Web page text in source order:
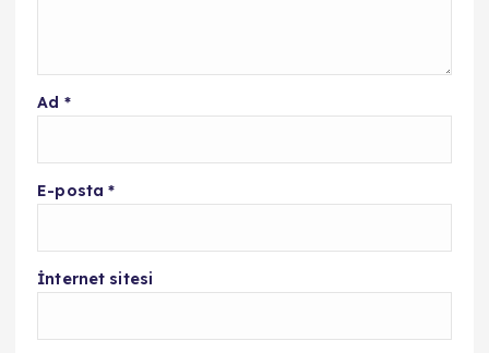
Ad *
E-posta*
İnternet sitesi